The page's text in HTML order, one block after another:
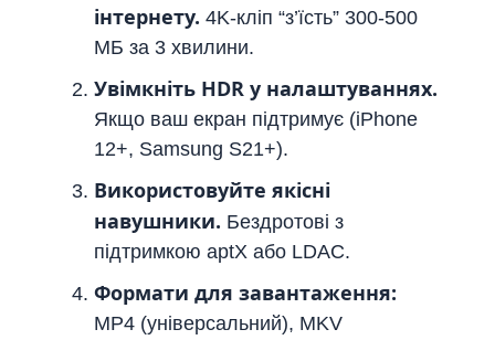
інтернету. 4K-кліп “з’їсть” 300-500
МБ за 3 хвилини.
Увімкніть HDR у налаштуваннях.
Якщо ваш екран підтримує (iPhone
12+, Samsung S21+).
Використовуйте якісні
навушники. Бездротові з
підтримкою aptX або LDAC.
Формати для завантаження:
MP4 (універсальний), MKV